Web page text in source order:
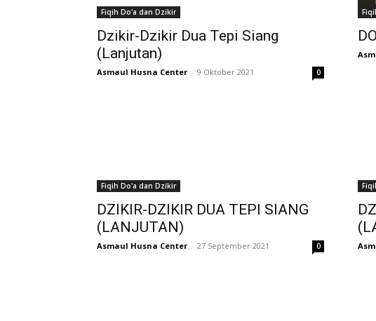
Fiqih Do'a dan Dzikir
Dzikir-Dzikir Dua Tepi Siang
(Lanjutan)
Asmaul Husna Center - 9 Oktober 2021 0
Fiqih Do'a dan Dzikir
DZIKIR-DZIKIR DUA TEPI SIANG
(LANJUTAN)
Asmaul Husna Center - 27 September 2021 0